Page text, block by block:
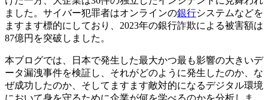
ました。サイバー犯罪者はオンラインの銀行システムなどを
ますます標的にしており、2023年の銀行詐欺による被害額は
87億円を突破しました。
本ブログでは、日本で発生した最大かつ最も影響の大きいデ
ータ漏洩事件を検証し、それがどのように発生したのか、な
ぜ成功したのか、そしてますます敵対的になるデジタル環境